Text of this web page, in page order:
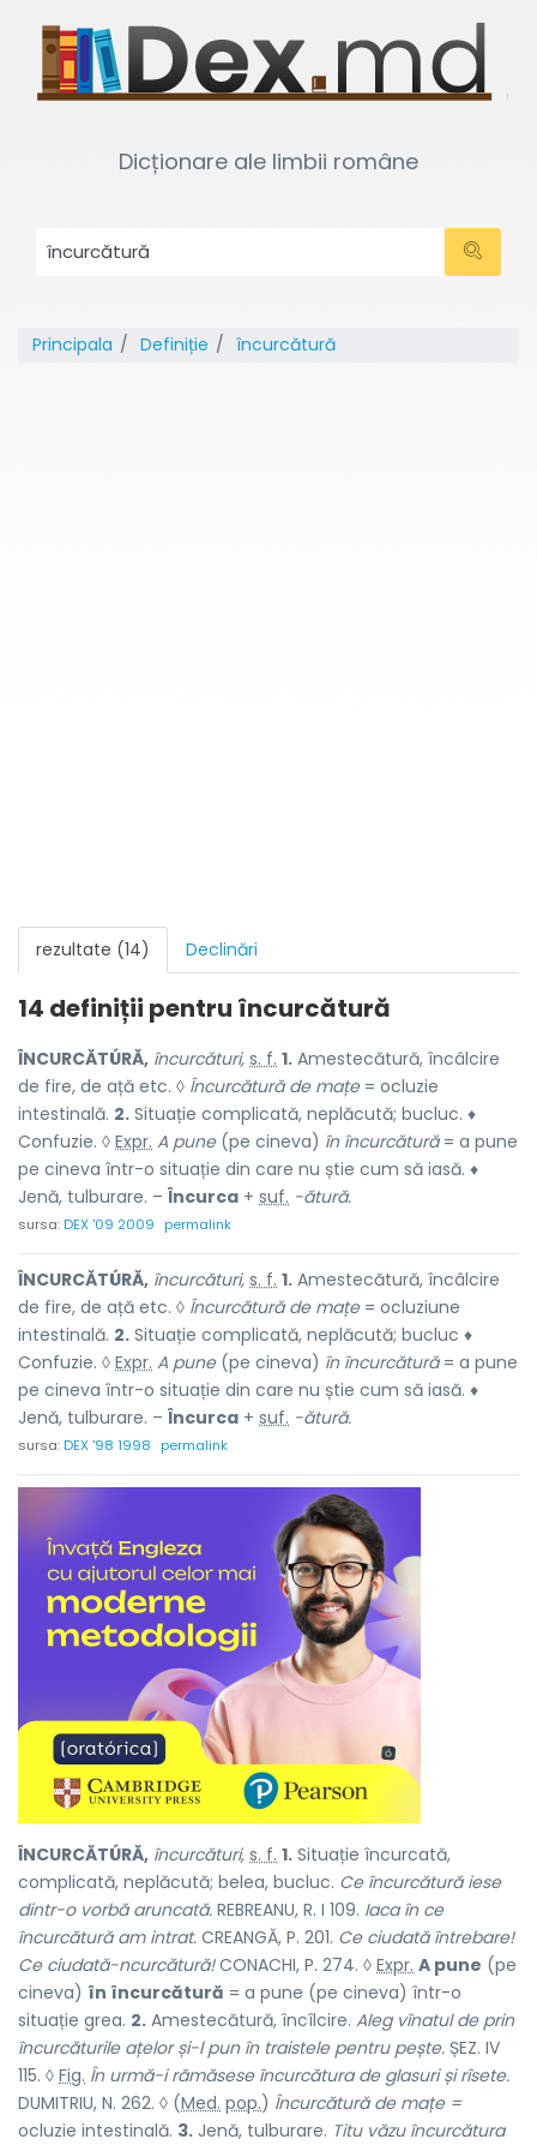
Dicționare ale limbii române
Principala Definiție încurcătură
rezultate (14) Declinări
14 definiții pentru încurcătură
ÎNCURCĂTÚRĂ, încurcături, s. f. 1. Amestecătură, încâlcire
de fire, de ață etc. ◊ Încurcătură de mațe= ocluzie
intestinală. 2. Situație complicată, neplăcută; bucluc. ♦
Confuzie. ◊ Expr. A pune(pe cineva) în încurcătură= a pune
pe cineva într-o situație din care nu știe cum să iasă. ♦
Jenă, tulburare. – Încurca + suf. -ătură.
sursa:DEX '09 2009 permalink
ÎNCURCĂTÚRĂ, încurcături, s. f. 1. Amestecătură, încâlcire
de fire, de ață etc. ◊ Încurcătură de mațe= ocluziune
intestinală. 2. Situație complicată, neplăcută; bucluc ♦
Confuzie. ◊ Expr. A pune(pe cineva) în încurcătură= a pune
pe cineva într-o situație din care nu știe cum să iasă. ♦
Jenă, tulburare. – Încurca + suf. -ătură.
sursa:DEX '98 1998 permalink
ÎNCURCĂTÚRĂ, încurcături, s. f. 1. Situație încurcată,
complicată, neplăcută; belea, bucluc. Ce încurcătură iese
dintr-o vorbă aruncată. REBREANU, R. I 109. Iaca în ce
încurcătură am intrat. CREANGĂ, P. 201. Ce ciudată întrebare!
Ce ciudată-ncurcătură!CONACHI, P. 274. ◊ Expr. A pune (pe
cineva) în încurcătură = a pune (pe cineva) într-o
situație grea. 2. Amestecătură, încîlcire. Aleg vînatul de prin
încurcăturile ațelor și-l pun în traistele pentru pește. ȘEZ. IV
115. ◊ Fig. În urmă-i rămăsese încurcătura de glasuri și rîsete.
DUMITRIU, N. 262. ◊ (Med. pop.) Încurcătură de mațe =
ocluzie intestinală. 3. Jenă, tulburare. Titu văzu încurcătura